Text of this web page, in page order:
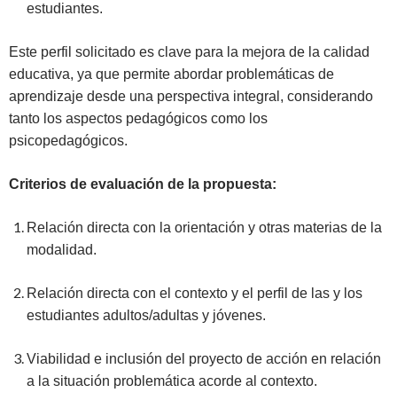
estudiantes.
Este perfil solicitado es clave para la mejora de la calidad
educativa, ya que permite abordar problemáticas de
aprendizaje desde una perspectiva integral, considerando
tanto los aspectos pedagógicos como los
psicopedagógicos.
Criterios de evaluación de la propuesta:
Relación directa con la orientación y otras materias de la
modalidad.
Relación directa con el contexto y el perfil de las y los
estudiantes adultos/adultas y jóvenes.
Viabilidad e inclusión del proyecto de acción en relación
a la situación problemática acorde al contexto.